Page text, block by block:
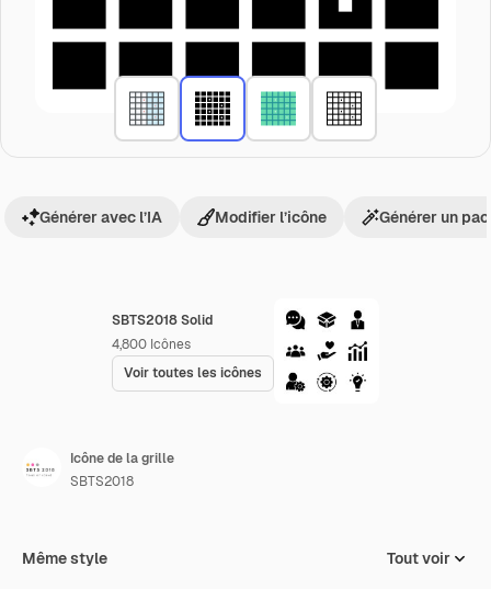
SBTS2018 Solid
4,800 Icônes
Voir toutes les icônes
Générer avec l’IA Modifier l’icône Générer un
Icône de la grille
SBTS2018
Même style Tout voir